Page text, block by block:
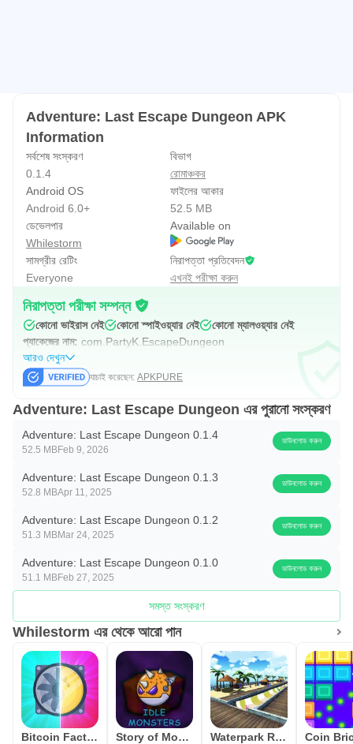
Adventure: Last Escape Dungeon APK
Information
সর্বশেষ সংস্করণ
0.1.4
বিভাগ
রোমাঞ্চকর
Android OS
Android 6.0+
ফাইলের আকার
52.5 MB
ডেভেলপার
Whilestorm
Available on
সামগ্রীর রেটিং
Everyone
নিরাপত্তা প্রতিবেদন
এখনই পরীক্ষা করুন
নিরাপত্তা পরীক্ষা সম্পন্ন
কোনো ভাইরাস নেই কোনো স্পাইওয়্যার নেই
কোনো ম্যালওয়্যার নেই
প্যাকেজের নাম: com.PartyK.EscapeDungeon
আরও দেখুন
যাচাই করেছেন: APKPURE
Adventure: Last Escape Dungeon এর পুরানো সংস্করণ
Adventure: Last Escape Dungeon 0.1.4
52.5 MBFeb 9, 2026
ডাউনলোড করুন
Adventure: Last Escape Dungeon 0.1.3
52.8 MBApr 11, 2025
ডাউনলোড করুন
Adventure: Last Escape Dungeon 0.1.2
51.3 MBMar 24, 2025
ডাউনলোড করুন
Adventure: Last Escape Dungeon 0.1.0
51.1 MBFeb 27, 2025
ডাউনলোড করুন
সমস্ত সংস্করণ
Whilestorm এর থেকে আরো পান
Bitcoin Factory Idle Miner BTC Story of Monsters: Idle Waterpark Race